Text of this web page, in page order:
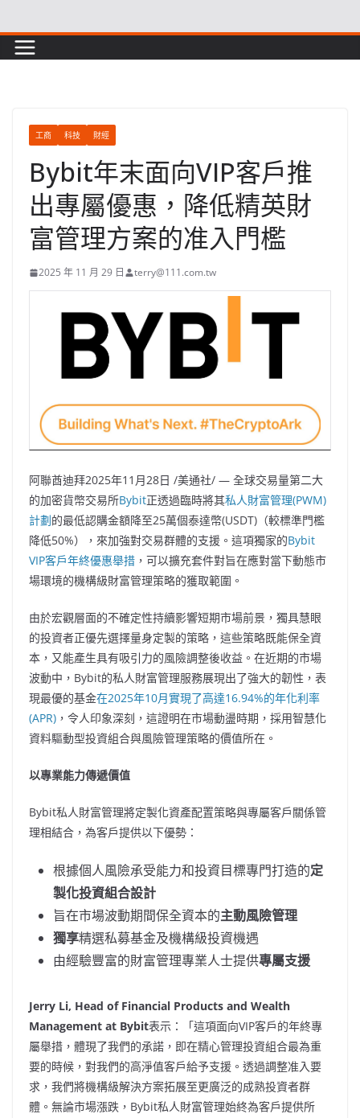
to
content
工商 科技 財經
Bybit年末面向VIP客戶推
出專屬優惠，降低精英財
富管理方案的准入門檻
2025 年 11 月 29 日 terry@111.com.tw
阿聯酋迪拜2025年11月28日 /美通社/ — 全球交易量第二大
的加密貨幣交易所Bybit正透過臨時將其私人財富管理(PWM)
計劃的最低認購金額降至25萬個泰達幣(USDT)（較標準門檻
降低50%），來加強對交易群體的支援。這項獨家的Bybit
VIP客戶年終優惠舉措 ，可以擴充套件對旨在應對當下動態市
場環境的機構級財富管理策略的獲取範圍。
由於宏觀層面的不確定性持續影響短期市場前景，獨具慧眼
的投資者正優先選擇量身定製的策略，這些策略既能保全資
本，又能產生具有吸引力的風險調整後收益。在近期的市場
波動中，Bybit的私人財富管理服務展現出了強大的韌性，表
現最優的基金在2025年10月實現了高達16.94%的年化利率
(APR) ，令人印象深刻，這證明在市場動盪時期，採用智慧化
資料驅動型投資組合與風險管理策略的價值所在。
以專業能力傳遞價值
Bybit私人財富管理將定製化資產配置策略與專屬客戶關係管
理相結合，為客戶提供以下優勢：
根據個人風險承受能力和投資目標專門打造的定
製化投資組合設計
旨在市場波動期間保全資本的主動風險管理
獨享精選私募基金及機構級投資機遇
由經驗豐富的財富管理專業人士提供專屬支援
Jerry Li, Head of Financial Products and Wealth
Management at Bybit表示：「這項面向VIP客戶的年終專
屬舉措，體現了我們的承諾，即在精心管理投資組合最為重
要的時候，對我們的高淨值客戶給予支援。透過調整准入要
求，我們將機構級解決方案拓展至更廣泛的成熟投資者群
體。無論市場漲跌，Bybit私人財富管理始終為客戶提供所